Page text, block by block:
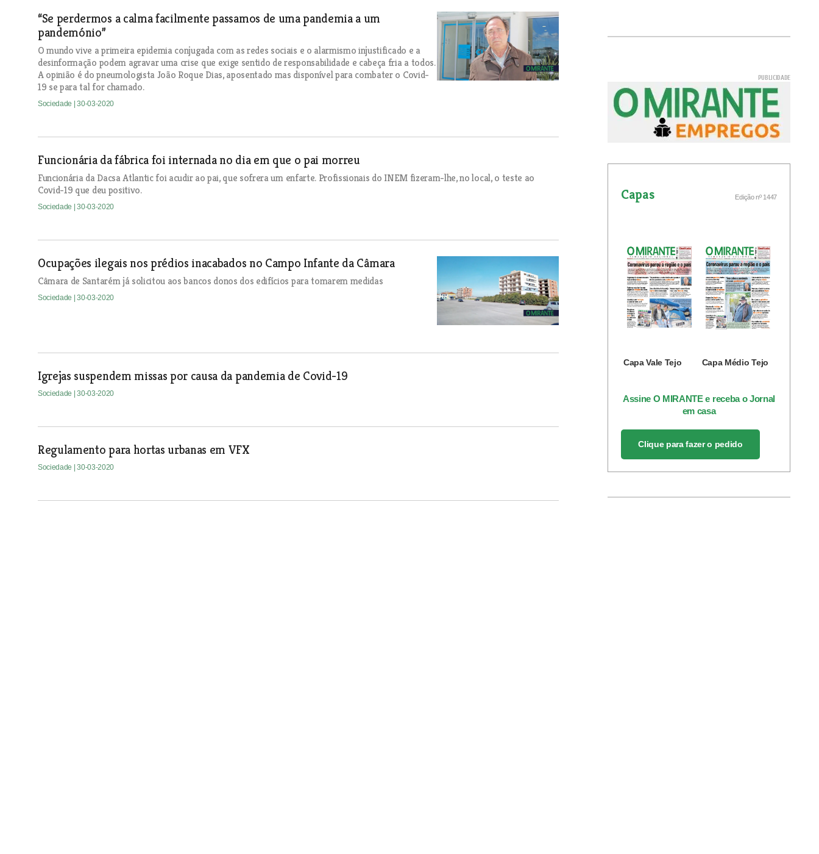
“Se perdermos a calma facilmente passamos de uma pandemia a um
pandemónio”
O mundo vive a primeira epidemia conjugada com as redes sociais e o alarmismo injustificado e a
desinformação podem agravar uma crise que exige sentido de responsabilidade e cabeça fria a todos.
A opinião é do pneumologista João Roque Dias, aposentado mas disponível para combater o Covid-
19 se para tal for chamado.
Sociedade | 30-03-2020
Funcionária da fábrica foi internada no dia em que o pai morreu
Funcionária da Dacsa Atlantic foi acudir ao pai, que sofrera um enfarte. Profissionais do INEM fizeram-lhe, no local, o teste ao
Covid-19 que deu positivo.
Sociedade | 30-03-2020
Ocupações ilegais nos prédios inacabados no Campo Infante da Câmara
Câmara de Santarém já solicitou aos bancos donos dos edifícios para tomarem medidas
Sociedade | 30-03-2020
Igrejas suspendem missas por causa da pandemia de Covid-19
Sociedade | 30-03-2020
Regulamento para hortas urbanas em VFX
Sociedade | 30-03-2020
Capas Edição nº 1447
Capa Vale Tejo Capa Médio Tejo
Assine O MIRANTE e receba o Jornal
em casa
Clique para fazer o pedido